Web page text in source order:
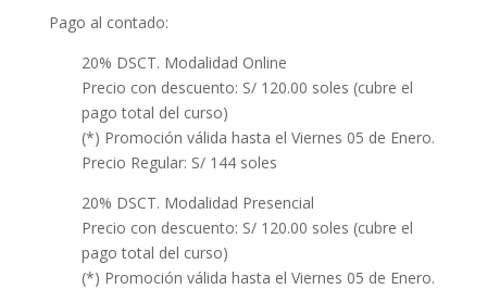
Pago al contado:
20% DSCT. Modalidad Online
Precio con descuento: S/ 120.00 soles (cubre el
pago total del curso)
(*) Promoción válida hasta el Viernes 05 de Enero.
Precio Regular: S/ 144 soles
20% DSCT. Modalidad Presencial
Precio con descuento: S/ 120.00 soles (cubre el
pago total del curso)
(*) Promoción válida hasta el Viernes 05 de Enero.